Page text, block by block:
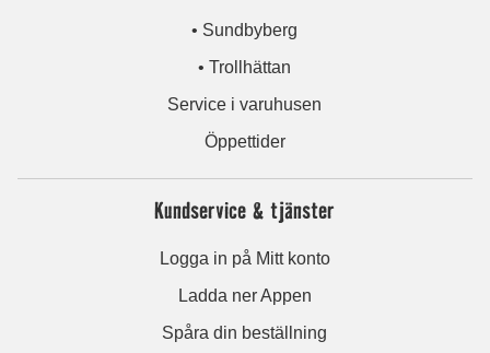
• Sundbyberg
• Trollhättan
Service i varuhusen
Öppettider
Kundservice & tjänster
Logga in på Mitt konto
Ladda ner Appen
Spåra din beställning